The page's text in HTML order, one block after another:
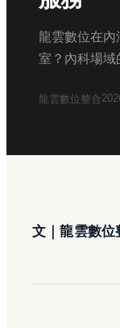
龍雲數位在內
室？內科場域
龍雲數位整合
文｜龍雲數位